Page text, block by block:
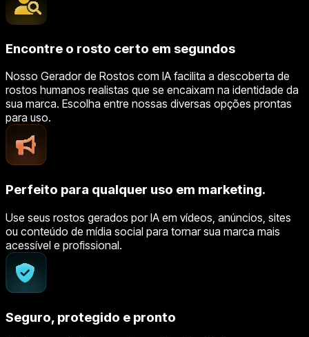
Encontre o rosto certo em segundos
Nosso Gerador de Rostos com IA facilita a descoberta de
rostos humanos realistas que se encaixam na identidade da
sua marca. Escolha entre nossas diversas opções prontas
para uso.
Perfeito para qualquer uso em marketing.
Use seus rostos gerados por IA em vídeos, anúncios, sites
ou conteúdo de mídia social para tornar sua marca mais
acessível e profissional.
Seguro, protegido e pronto